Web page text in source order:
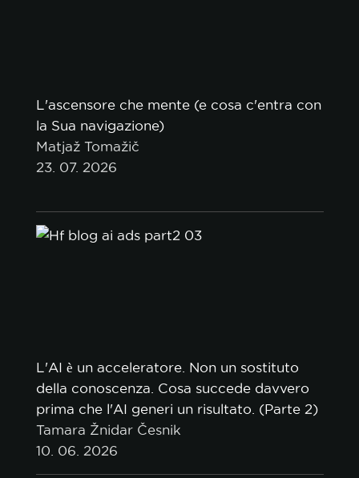
L'ascensore che mente (e cosa c'entra con
la Sua navigazione)
Matjaž Tomažič
23. 07. 2026
L'AI è un acceleratore. Non un sostituto
della conoscenza. Cosa succede davvero
prima che l'AI generi un risultato. (Parte 2)
Tamara Žnidar Česnik
10. 06. 2026